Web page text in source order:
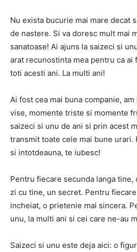
Nu exista bucurie mai mare decat
de nastere. Si va doresc mult mai
sanatoase! Ai ajuns la saizeci si
arat recunostinta mea pentru ca ai
toti acesti ani. La multi ani!
Ai fost cea mai buna companie,
vise, momente triste si momente
saizeci si unu de ani si prin acest
transmit toate cele mai bune urari.
si intotdeauna, te iubesc!
Pentru fiecare secunda langa tine,
zi cu tine, un secret. Pentru
incheiat, o prietenie mai sincera.
unu, la multi ani si cei care ne-au
Saizeci si unu este deja aici: o